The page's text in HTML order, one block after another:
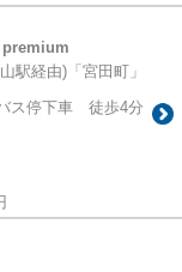
premium
駅経由)「宮田町」
ス停下車 徒歩4分